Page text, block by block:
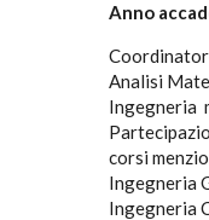
Anno
Analisi
Ingegneria
corsi
Ingegneria
Ingegneria